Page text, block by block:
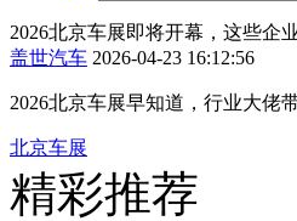
2026北京车展即将开幕，这些企
盖世汽车 2026-04-23 16:12:56
2026北京车展早知道，行业大佬
北京车展
精彩推荐